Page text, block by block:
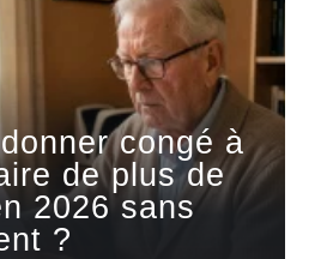
congé à
de plus de
2026 sans
?